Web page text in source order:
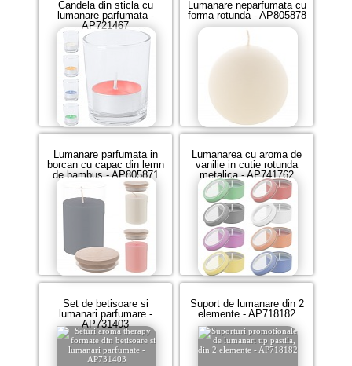
Candela din sticla cu
lumanare parfumata -
AP721467
Lumanare neparfumata cu
forma rotunda - AP805878
Lumanare parfumata in
borcan cu capac din lemn
de bambus - AP805871
Lumanarea cu aroma de
vanilie in cutie rotunda
metalica - AP741762
Set de betisoare si
lumanari parfumare -
AP731403
Suport de lumanare din 2
elemente - AP718182